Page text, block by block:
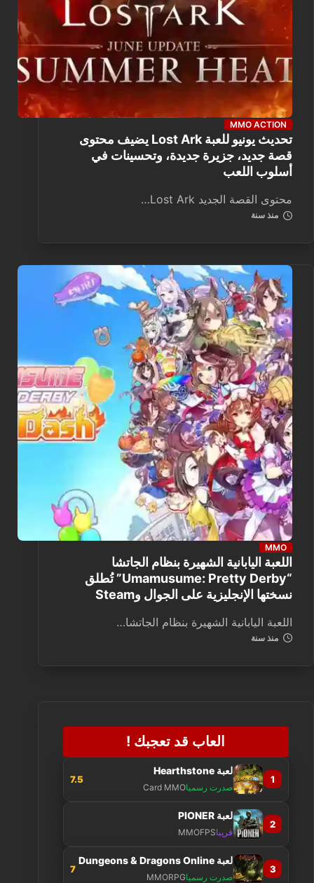
MMO ACTION
تحديث يونيو للعبة Lost Ark يضيف محتوى
قصة جديد، جزيرة جديدة، وتحسينات في
أسلوب اللعب
محتوى القصة الجديد Lost Ark…
منذ سنة
MMO
اللعبة اليابانية الشهيرة بنظام الجاتشا
“Umamusume: Pretty Derby” تُطلق
نسختها الإنجليزية على الجوال وSteam
اللعبة اليابانية الشهيرة بنظام الجاتشا…
منذ سنة
العاب قد تعجبك !
1
لعبة Hearthstone
صدرت رسمياCard MMO
7.5
2
لعبة PIONER
قريباMMOFPS
3
لعبة Dungeons & Dragons Online
صدرت رسمياMMORPG
7